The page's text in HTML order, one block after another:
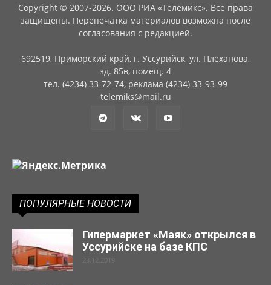
Copyright © 2007-2026. ООО РИА «Телемикс». Все права
защищены. Перепечатка материалов возможна после
согласования с редакцией.
692519, Приморский край, г. Уссурийск, ул. Плеханова,
зд. 85в, помещ. 4
тел. (4234) 33-72-74, реклама (4234) 33-93-99
telemiks@mail.ru
ПОПУЛЯРНЫЕ НОВОСТИ
Гипермаркет «Маяк» открылся в
Уссурийске на базе КПС
23.12.2019